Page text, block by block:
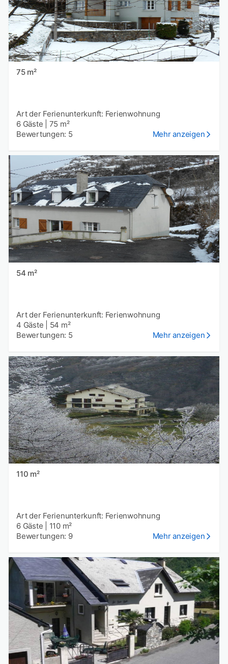
75 m²
Art der Ferienunterkunft: Ferienwohnung
6 Gäste
75 m²
Bewertungen: 5
Mehr anzeigen
54 m²
Art der Ferienunterkunft: Ferienwohnung
4 Gäste
54 m²
Bewertungen: 5
Mehr anzeigen
110 m²
Art der Ferienunterkunft: Ferienwohnung
6 Gäste
110 m²
Bewertungen: 9
Mehr anzeigen